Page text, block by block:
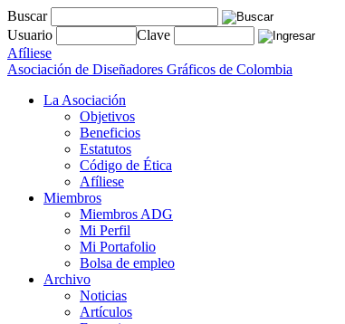
Buscar
Usuario
Clave
Afíliese
Asociación de Diseñadores Gráficos de Colombia
La Asociación
Objetivos
Beneficios
Estatutos
Código de Ética
Afíliese
Miembros
Miembros ADG
Mi Perfil
Mi Portafolio
Bolsa de empleo
Archivo
Noticias
Artículos